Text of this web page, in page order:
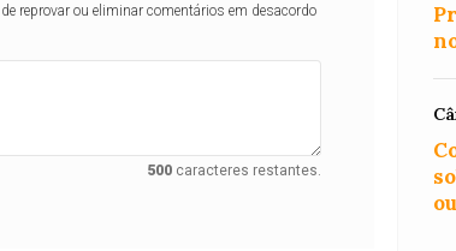
reprovar ou eliminar comentários em desacordo
500caracteres restantes.